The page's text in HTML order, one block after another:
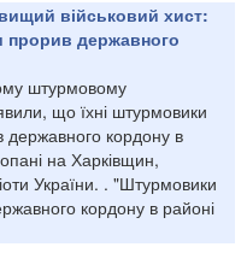
військовий хист:
прорив державного
штурмовому
що їхні штурмовики
державного кордону в
на Харківщин,
України. . "Штурмовики
кордону в районі